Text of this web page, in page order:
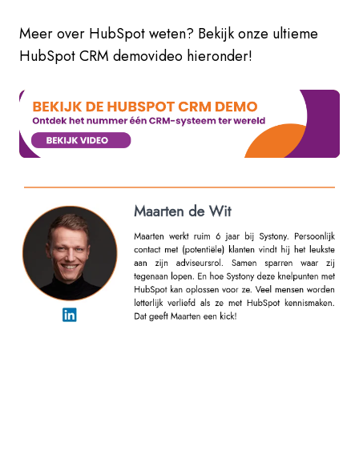
Meer over HubSpot weten? Bekijk onze ultieme
HubSpot CRM demovideo hieronder!